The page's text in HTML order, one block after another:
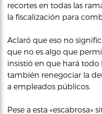
recortes en todas las
la fiscalización para
Aclaró que eso no
que no es algo que
insistió en que hará todo
también renegociar la
a empleados públicos.
Pese a esta «escabrosa»